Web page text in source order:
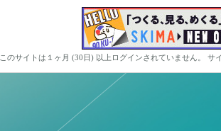
このサイトは１ヶ月 (30日) 以上ログインされていません。 サ